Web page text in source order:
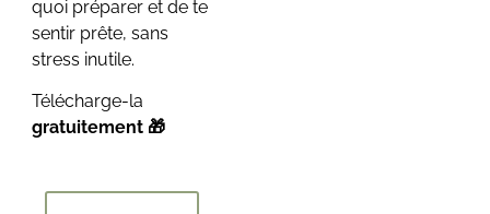
quoi préparer et de te
sentir prête, sans
stress inutile.
Télécharge-la
gratuitement 🎁